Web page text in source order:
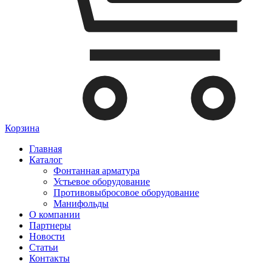
Корзина
Главная
Каталог
Фонтанная арматура
Устьевое оборудование
Противовыбросовое оборудование
Манифольды
О компании
Партнеры
Новости
Статьи
Контакты